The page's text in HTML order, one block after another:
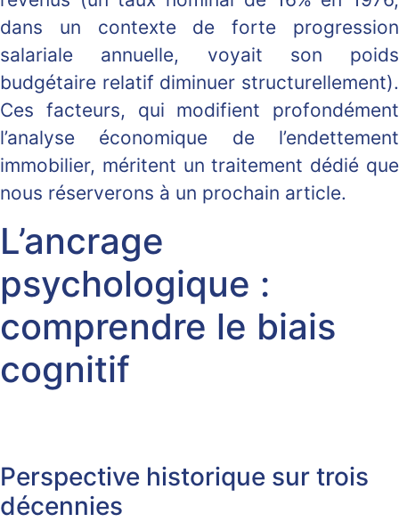
dans un contexte de forte progression
salariale annuelle, voyait son poids
budgétaire relatif diminuer structurellement).
Ces facteurs, qui modifient profondément
l’analyse économique de l’endettement
immobilier, méritent un traitement dédié que
nous réserverons à un prochain article.
L’ancrage
psychologique :
comprendre le biais
cognitif
Perspective historique sur trois
décennies